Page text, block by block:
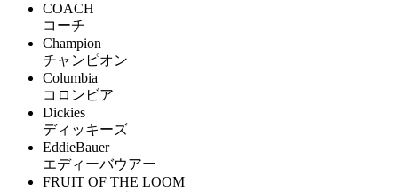
COACH
コーチ
Champion
チャンピオン
Columbia
コロンビア
Dickies
ディッキーズ
EddieBauer
エディーバウアー
FRUIT OF THE LOOM